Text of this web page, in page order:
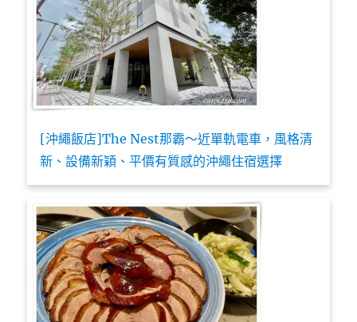
[沖繩飯店]The Nest那霸～近單軌電車，風格清
新、設備新穎、平價有質感的沖繩住宿選擇